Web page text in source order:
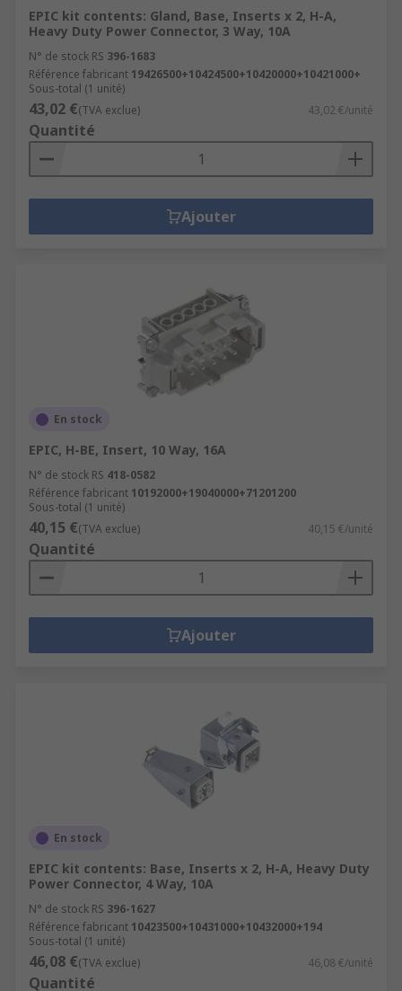
EPIC kit contents: Gland, Base, Inserts x 2, H-A,
Heavy Duty Power Connector, 3 Way, 10A
N° de stock RS 396-1683
Référence fabricant 19426500+10424500+10420000+10421000+
Sous-total (1 unité)
43,02 €(TVA exclue) 43,02 €/unité
Quantité
Ajouter
En stock
EPIC, H-BE, Insert, 10 Way, 16A
N° de stock RS 418-0582
Référence fabricant 10192000+19040000+71201200
Sous-total (1 unité)
40,15 €(TVA exclue) 40,15 €/unité
Quantité
Ajouter
En stock
EPIC kit contents: Base, Inserts x 2, H-A, Heavy Duty
Power Connector, 4 Way, 10A
N° de stock RS 396-1627
Référence fabricant 10423500+10431000+10432000+194
Sous-total (1 unité)
46,08 €(TVA exclue) 46,08 €/unité
Quantité